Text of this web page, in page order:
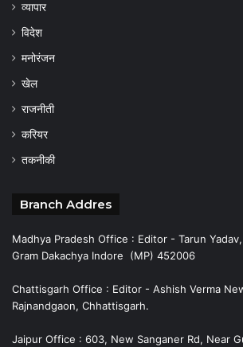
व्यापार
विदेश
मनोरंजन
खेल
राजनीती
करियर
तकनीकी
Branch Addres
Madhya Pradesh Office : Editor - Tarun
Gram Dakachya Indore (MP) 452006
Chattisgarh Office : Editor - Ashish Verma
Rajnandgaon, Chhattisgarh.
Jaipur Office : 603, New Sanganer Rd, Near